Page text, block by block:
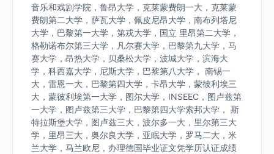
音乐和戏剧学院，鲁昂大学，克莱蒙费朗一大，克莱蒙
费朗第二大学，萨瓦大学，佩皮尼昂大学，南布列塔尼
大学，巴黎第一大学，第戎大学，国立 里昂第二大学，
格勒诺布尔第三大学，凡尔赛大学，巴黎第九大学，马
赛大学，昂热大学，贝桑松大学，波城大学，滨海大
学，科西嘉大学，尼斯大学，巴黎第八大学， 南锡一
大，雷恩一大，巴黎第四大学，卡昂大学，蒙彼利埃三
大，蒙彼利埃第一大学，图尔大学，INSEEC，图卢兹第
一大学，图卢兹第三大学，巴黎第四大学索邦大学， 斯
特拉斯堡大学，图卢兹三大，波尔多一大，里尔第三大
学，里昂三大，奥尔良大学，亚眠大学，罗马二大，米
兰大学，马兰欧尼，办理德国毕业证文凭学历认证成绩